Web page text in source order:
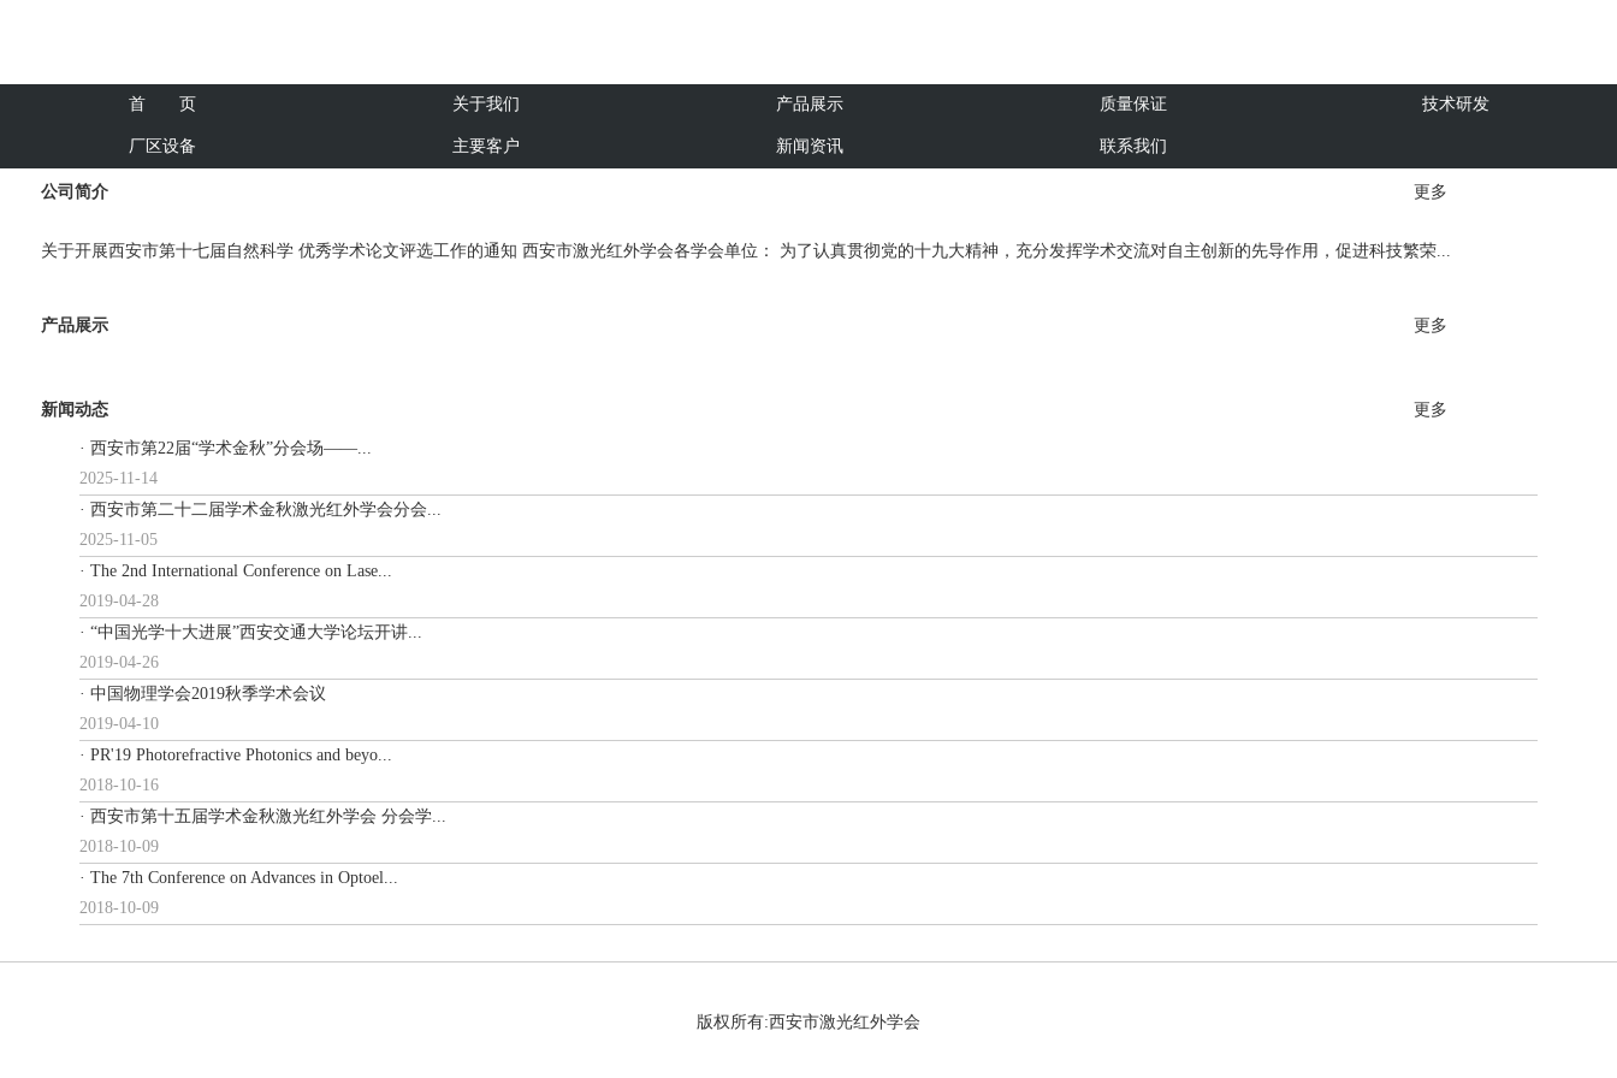
首 页 关于我们 产品展示 质量保证 技术研发
厂区设备 主要客户 新闻资讯 联系我们
公司简介 更多
关于开展西安市第十七届自然科学 优秀学术论文评选工作的通知 西安市激光红外学会各学会单位： 为了认真贯彻党的十九大精神，充分发挥学术交流对自主创新的先导作用，促进科技繁荣...
产品展示 更多
新闻动态 更多
· 西安市第22届“学术金秋”分会场——...
2025-11-14
· 西安市第二十二届学术金秋激光红外学会分会...
2025-11-05
· The 2nd International Conference on Lase...
2019-04-28
· “中国光学十大进展”西安交通大学论坛开讲...
2019-04-26
· 中国物理学会2019秋季学术会议
2019-04-10
· PR'19 Photorefractive Photonics and beyo...
2018-10-16
· 西安市第十五届学术金秋激光红外学会 分会学...
2018-10-09
· The 7th Conference on Advances in Optoel...
2018-10-09
版权所有:西安市激光红外学会